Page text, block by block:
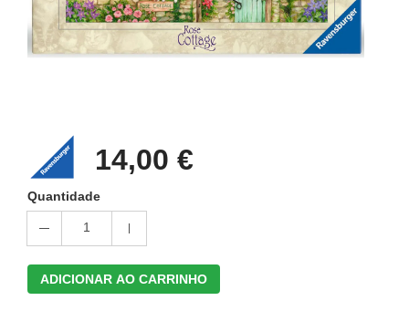
14,00 €
Quantidade
1
ADICIONAR AO CARRINHO